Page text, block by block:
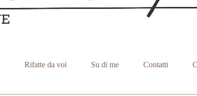
Rifatte da voi Su di me Contatti